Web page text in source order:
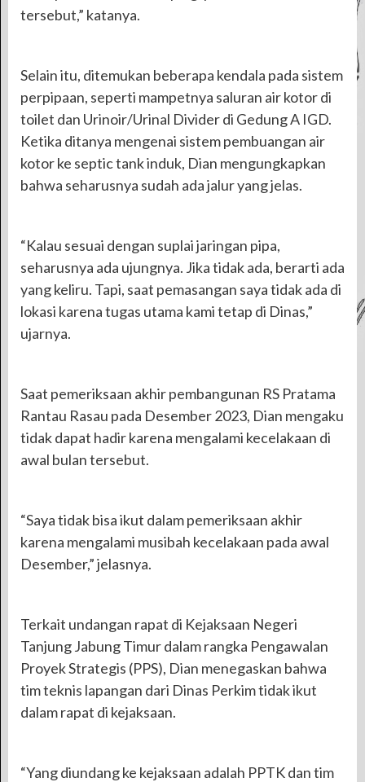
tersebut,” katanya.
Selain itu, ditemukan beberapa kendala pada sistem
perpipaan, seperti mampetnya saluran air kotor di
toilet dan Urinoir/Urinal Divider di Gedung A IGD.
Ketika ditanya mengenai sistem pembuangan air
kotor ke septic tank induk, Dian mengungkapkan
bahwa seharusnya sudah ada jalur yang jelas.
“Kalau sesuai dengan suplai jaringan pipa,
seharusnya ada ujungnya. Jika tidak ada, berarti ada
yang keliru. Tapi, saat pemasangan saya tidak ada di
lokasi karena tugas utama kami tetap di Dinas,”
ujarnya.
Saat pemeriksaan akhir pembangunan RS Pratama
Rantau Rasau pada Desember 2023, Dian mengaku
tidak dapat hadir karena mengalami kecelakaan di
awal bulan tersebut.
“Saya tidak bisa ikut dalam pemeriksaan akhir
karena mengalami musibah kecelakaan pada awal
Desember,” jelasnya.
Terkait undangan rapat di Kejaksaan Negeri
Tanjung Jabung Timur dalam rangka Pengawalan
Proyek Strategis (PPS), Dian menegaskan bahwa
tim teknis lapangan dari Dinas Perkim tidak ikut
dalam rapat di kejaksaan.
“Yang diundang ke kejaksaan adalah PPTK dan tim